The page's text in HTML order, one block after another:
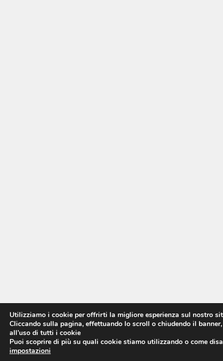
Utilizziamo i cookie per offrirti la migliore esperienza sul nostro
Cliccando sulla pagina, effettuando lo scroll o chiudendo il
all’uso di tutti i cookie
Puoi scoprire di più su quali cookie stiamo utilizzando o come
impostazioni